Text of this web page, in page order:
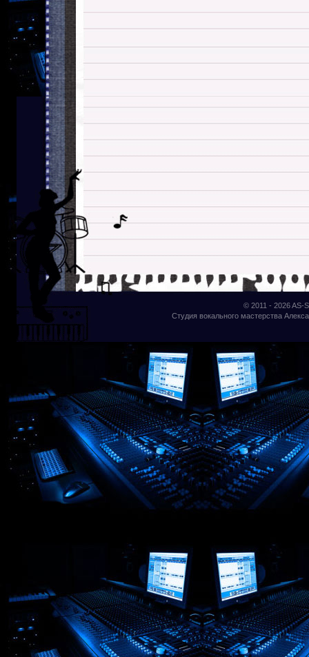
© 2011 - 2026AS-
Студия вокального мастерства